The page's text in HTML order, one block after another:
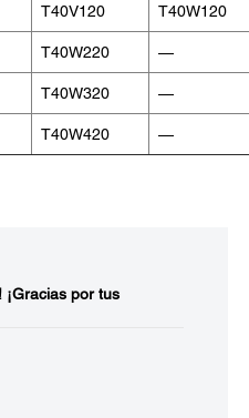
T40V120 T40W120
T40W220 —
T40W320 —
T40W420 —
¡Gracias por tus